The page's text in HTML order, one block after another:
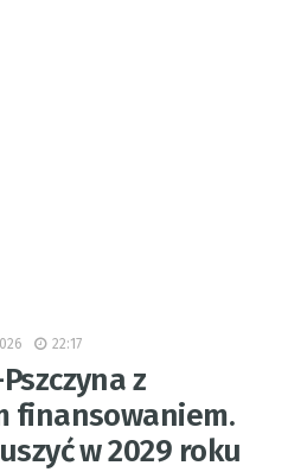
22:17
z
finansowaniem.
w 2029 roku